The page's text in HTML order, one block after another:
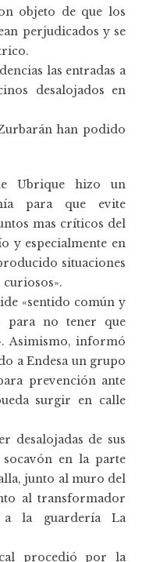
objeto de que los
perjudicados y se
las entradas a
desalojados en
han podido
Ubrique hizo un
para que evite
mas críticos del
y especialmente en
situaciones
«sentido común y
para no tener que
Asimismo, informó
a Endesa un grupo
prevención ante
surgir en calle
desalojadas de sus
en la parte
junto al muro del
al transformador
la guardería La
procedió por la